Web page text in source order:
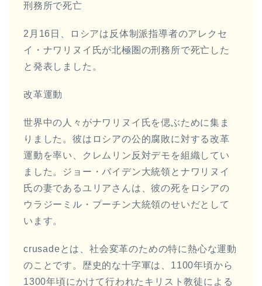
刑務所で死亡
2月16日、ロシアは反体制派指導者のアレクセ
イ・ナワリヌイ氏が北極圏の刑務所で死亡した
と発表しました。
改革運動
世界中の人々がナワリヌイ氏を偲ぶために集ま
りました。彼はロシアの公的腐敗に対する改革
運動を率い、クレムリン反対デモを組織してい
ました。ジョー・バイデン大統領とナワリヌイ
氏の妻であるユリアさんは、彼の死をロシアの
ウラジーミル・プーチン大統領のせいだとして
います。
crusadeとは、社会変革のための特に熱心な運動
のことです。歴史的な十字軍は、1100年頃から
1300年頃にかけて行われたキリスト教徒による